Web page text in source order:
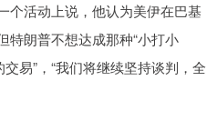
个活动上说，他认为美伊在巴基
特朗普不想达成那种“小打小
易”，“我们将继续坚持谈判，全